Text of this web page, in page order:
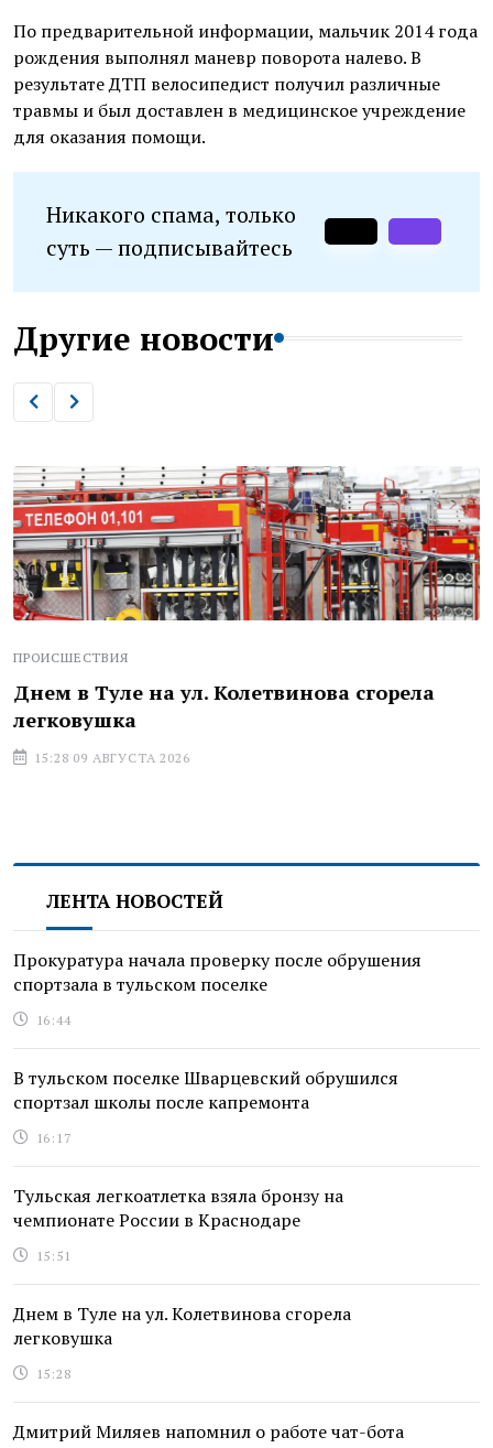
По предварительной информации, мальчик 2014 года
рождения выполнял маневр поворота налево. В
результате ДТП велосипедист получил различные
травмы и был доставлен в медицинское учреждение
для оказания помощи.
Никакого спама, только
суть — подписывайтесь
Другие новости
ПРОИСШЕСТВИЯ
Днем в Туле на ул. Колетвинова сгорела
легковушка
15:28 09 АВГУСТА 2026
ЛЕНТА НОВОСТЕЙ
Прокуратура начала проверку после обрушения
спортзала в тульском поселке
16:44
В тульском поселке Шварцевский обрушился
спортзал школы после капремонта
16:17
Тульская легкоатлетка взяла бронзу на
чемпионате России в Краснодаре
15:51
Днем в Туле на ул. Колетвинова сгорела
легковушка
15:28
Дмитрий Миляев напомнил о работе чат-бота